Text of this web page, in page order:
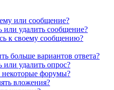
или сообщение?
или удалить сообщение?
к своему сообщению?
больше вариантов ответа?
или удалить опрос?
форумы?
вложения?